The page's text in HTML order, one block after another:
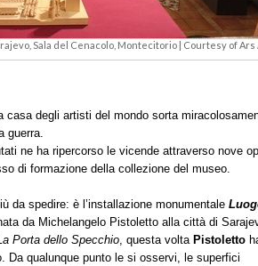
Sala del Cenacolo, Montecitorio | Courtesy of Ars
casa degli artisti del mondo sorta
guerra.
ne ha ripercorso le vicende attraverso nove
di formazione della collezione del museo.
da spedire: è l’installazione monumentale
da Michelangelo Pistoletto alla città di
Porta dello Specchio, questa volta Pistoletto
Da qualunque punto le si osservi, le superfici